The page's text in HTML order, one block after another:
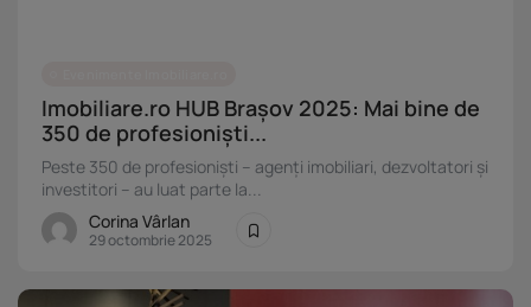
Investiții imobiliare de peste 425...
20 noiembrie 2025 4 Min
Imobiliare.ro HUB Brașov 2025: Mai bine de
350 de profesioniști...
Peste 350 de profesioniști – agenți imobiliari, dezvoltatori și
investitori – au luat parte la...
Corina Vârlan
29 octombrie 2025